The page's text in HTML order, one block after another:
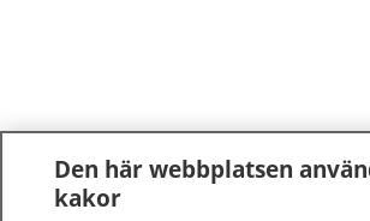
Den här webbplatsen
kakor